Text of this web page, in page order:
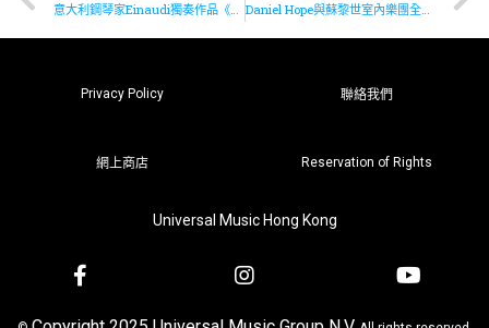
意大利鋼琴家Einaudi獨奏作品《Natural Light》現已上架 Daniel Hope與蘇黎世室內樂團全新演繹《America》
Privacy Policy 聯絡我們
網上商店 Reservation of Rights
Universal Music Hong Kong